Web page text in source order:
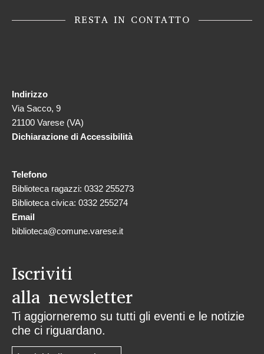
RESTA IN CONTATTO
Indirizzo
Via Sacco, 9
21100 Varese (VA)
Dichiarazione di Accessibilità
Telefono
Biblioteca ragazzi: 0332 255273
Biblioteca civica: 0332 255274
Email
biblioteca@comune.varese.it
Iscriviti
alla newsletter
Ti aggiorneremo su tutti gli eventi e le notizie
che ci riguardano.